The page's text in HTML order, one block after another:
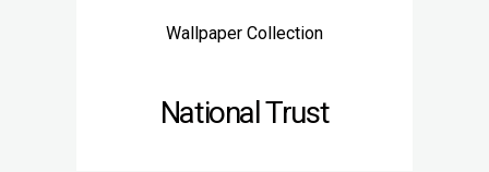
Wallpaper Collection
National Trust